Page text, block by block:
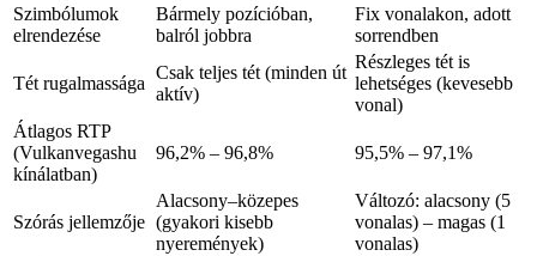
Szimbólumok
elrendezése
Bármely pozícióban,
balról jobbra
Fix vonalakon, adott
sorrendben
Tét rugalmassága
Csak teljes tét (minden út
aktív)
Részleges tét is
lehetséges (kevesebb
vonal)
Átlagos RTP
(Vulkanvegashu
kínálatban)
96,2% – 96,8% 95,5% – 97,1%
Szórás jellemzője
Alacsony–közepes
(gyakori kisebb
nyeremények)
Változó: alacsony (5
vonalas) – magas (1
vonalas)